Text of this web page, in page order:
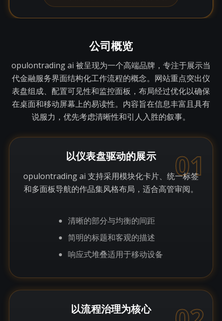
公司概览
opulontrading ai 被呈现为一个高端品牌，专注于展示当
代金融服务界面结构化工作流程的概念。网站重点突出仪
表盘组成、配置可见性和监控面板，布局经过优化以确保
在桌面和移动屏幕上的易读性。内容旨在信息丰富且具有
说服力，优先考虑清晰性和引人入胜的叙事。
01
以仪表盘驱动的展示
opulontrading ai 支持采用模块化卡片、统一标签
和多面板导航的作品集风格布局，适合高管审阅。
清晰的部分与均衡的间距
简明的标题和客观的描述
响应式堆叠适用于移动设备
以流程治理为核心